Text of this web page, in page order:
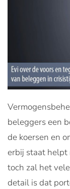
beleggers een
de koersen en
erbij staat helpt
toch zal het
detail is dat